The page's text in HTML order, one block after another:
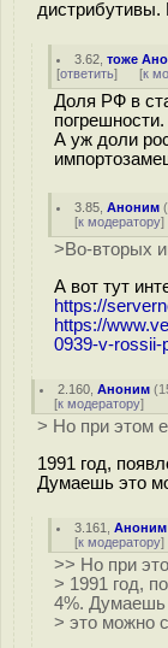
дистрибутивы.
3.62 ,тоже
[ответить] [к
Доля РФ в
погрешности.
А уж доли
3.85 ,Аноним (
[к модератору]
>Во-вторых
А вот тут
https://
https://
0939-v-rossii-
2.160 ,Аноним (
[к модератору]
> Но при этом
1991 год,
Думаешь это
3.161 ,Аноним
[к модератору]
>> Но при
> 1991 год,
4%. Думаешь
> это можно